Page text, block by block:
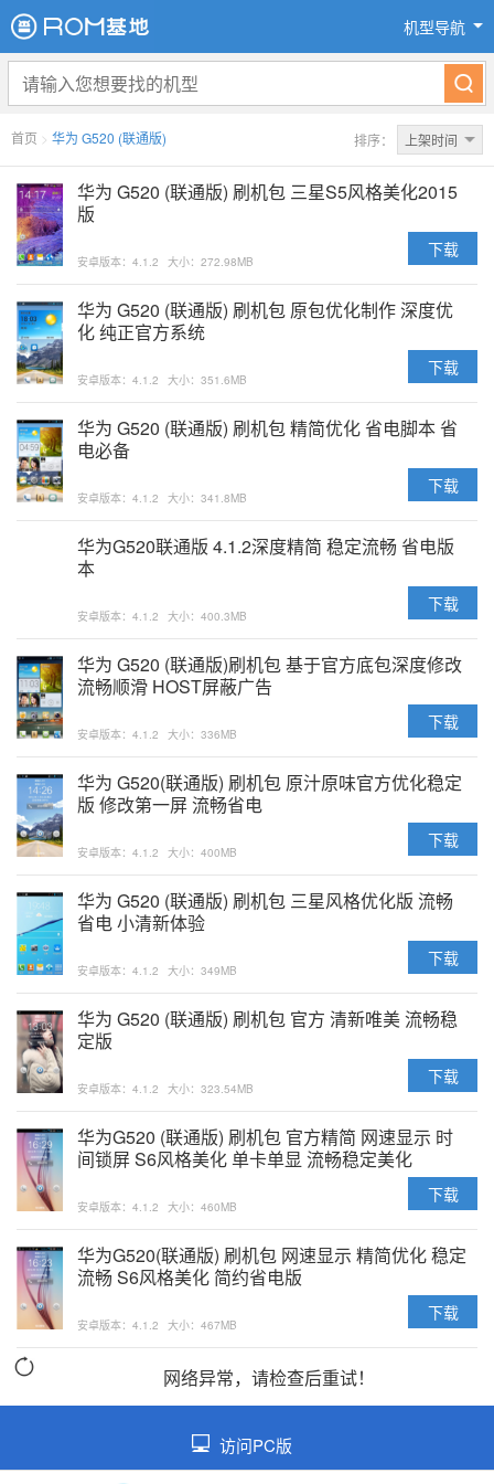
机型导航
首页 > 华为 G520 (联通版) 排序： 上架时间
华为 G520 (联通版) 刷机包 三星S5风格美化2015
版
安卓版本：4.1.2 大小：272.98MB
下载
华为 G520 (联通版) 刷机包 原包优化制作 深度优
化 纯正官方系统
安卓版本：4.1.2 大小：351.6MB
下载
华为 G520 (联通版) 刷机包 精简优化 省电脚本 省
电必备
安卓版本：4.1.2 大小：341.8MB
下载
华为G520联通版 4.1.2深度精简 稳定流畅 省电版
本
安卓版本：4.1.2 大小：400.3MB
下载
华为 G520 (联通版)刷机包 基于官方底包深度修改
流畅顺滑 HOST屏蔽广告
安卓版本：4.1.2 大小：336MB
下载
华为 G520(联通版) 刷机包 原汁原味官方优化稳定
版 修改第一屏 流畅省电
安卓版本：4.1.2 大小：400MB
下载
华为 G520 (联通版) 刷机包 三星风格优化版 流畅
省电 小清新体验
安卓版本：4.1.2 大小：349MB
下载
华为 G520 (联通版) 刷机包 官方 清新唯美 流畅稳
定版
安卓版本：4.1.2 大小：323.54MB
下载
华为G520 (联通版) 刷机包 官方精简 网速显示 时
间锁屏 S6风格美化 单卡单显 流畅稳定美化
安卓版本：4.1.2 大小：460MB
下载
华为G520(联通版) 刷机包 网速显示 精简优化 稳定
流畅 S6风格美化 简约省电版
安卓版本：4.1.2 大小：467MB
下载
网络异常，请检查后重试！
访问PC版